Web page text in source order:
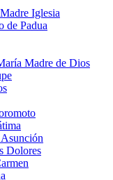
Iglesia
de Padua
Madre de Dios
Dolores